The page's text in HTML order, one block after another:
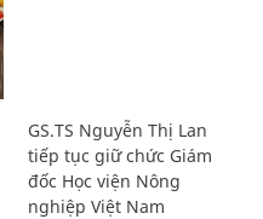
GS.TS Nguyễn Thị Lan
tiếp tục giữ chức Giám
đốc Học viện Nông
nghiệp Việt Nam